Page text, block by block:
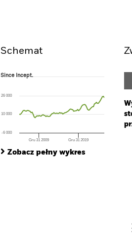
Schemat
Since Incept.
The chart has 1 X axis displaying Time.
The chart has 1 Y axis displaying values.
Since Incept.
Gru 31 2009 Gru 31 2019
-6 000
10 000
26 000
Zobacz pełny wykres